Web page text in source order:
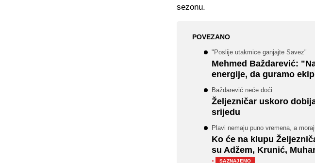
sezonu.
POVEZANO
"Poslije utakmice ganjajte Savez"
Mehmed Baždarević:
energije, da guramo
Baždarević neće doći
Željezničar uskoro
srijedu
Plavi nemaju puno vremena, a
Ko će na klupu
su Adžem, Krunić,
·
SAZNAJEMO